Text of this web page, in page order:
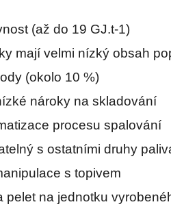
(až do 19 GJ.t-1)
mají velmi nízký obsah
(okolo 10 %)
nároky na skladování
procesu spalování
s ostatními druhy
s topivem
pelet na jednotku